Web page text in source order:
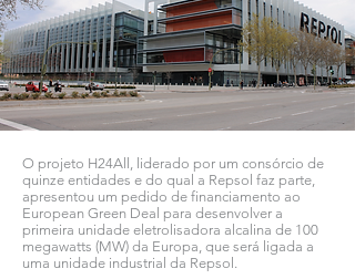
O projeto H24All, liderado por um consórcio de
quinze entidades e do qual a Repsol faz parte,
apresentou um pedido de financiamento ao
European Green Deal para desenvolver a
primeira unidade eletrolisadora alcalina de 100
megawatts (MW) da Europa, que será ligada a
uma unidade industrial da Repsol.